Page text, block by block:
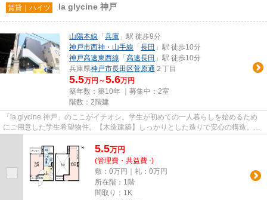
賃貸｜ハイツ la glycine 神戸
山陽本線 「 兵庫 」駅 徒歩9分
神戸市西神・山手線 「 長田 」駅 徒歩10分
神戸高速東西線 「 高速長田 」駅 徒歩10分
兵庫県神戸市長田区菅原通 ２丁目
5.5万円～5.6万円
築年数：築10年 ｜募集中： 2室
階数：2階建
「la glycine 神戸」のここがイチオシ。学生が初めての一人暮らしを始めるため
にご用意した学生希望物件。【木造建築】しっかりとした造りで安心の構造。皆
5.5万円
(管理費・共益費 -)
敷：0万円｜礼：0万円
所在階：1階
間取り：1K